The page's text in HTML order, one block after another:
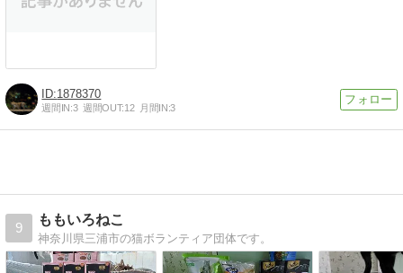
1878370
週間IN:3 週間OUT:12 月間IN:3
9
ももいろねこ
神奈川県三浦市の猫ボランティア団体です。